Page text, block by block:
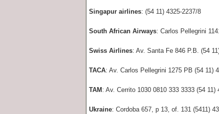
Singapur airlines: (54 11) 4325-2237/8
South African Airways: Carlos Pellegrini
Swiss Airlines: Av. Santa Fe 846 P.B. (54
TACA: Av. Carlos Pellegrini 1275 PB (54 11)
TAM : Av. Cerrito 1030 0810 333 3333 (54
Ukraine: Cordoba 657, p 13, of. 131 (5411)